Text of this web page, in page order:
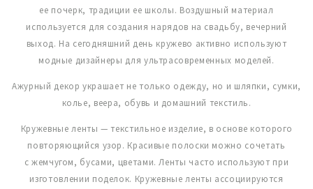
ее почерк, традиции ее школы. Воздушный материал
используется для создания нарядов на свадьбу, вечерний
выход. На сегодняшний день кружево активно используют
модные дизайнеры для ультрасовременных моделей.
Ажурный декор украшает не только одежду, но и шляпки, сумки,
колье, веера, обувь и домашний текстиль.
Кружевные ленты — текстильное изделие, в основе которого
повторяющийся узор. Красивые полоски можно сочетать
с жемчугом, бусами, цветами. Ленты часто используют при
изготовлении поделок. Кружевные ленты ассоциируются